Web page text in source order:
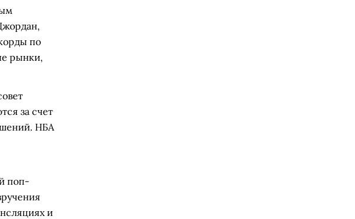
по
рынки,
за счет
НБА
поп-
и